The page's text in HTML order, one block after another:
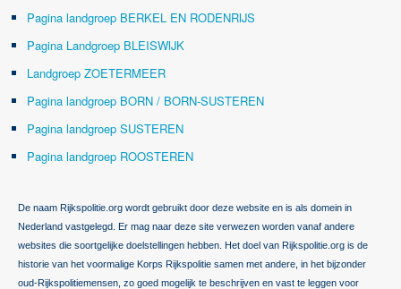
Pagina landgroep BERKEL EN RODENRIJS
Pagina Landgroep BLEISWIJK
Landgroep ZOETERMEER
Pagina landgroep BORN / BORN-SUSTEREN
Pagina landgroep SUSTEREN
Pagina landgroep ROOSTEREN
De naam Rijkspolitie.org wordt gebruikt door deze website en is als domein in
Nederland vastgelegd. Er mag naar deze site verwezen worden vanaf andere
websites die soortgelijke doelstellingen hebben. Het doel van Rijkspolitie.org is de
historie van het voormalige Korps Rijkspolitie samen met andere, in het bijzonder
oud-Rijkspolitiemensen, zo goed mogelijk te beschrijven en vast te leggen voor